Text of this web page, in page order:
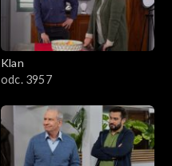
Klan
odc. 3957